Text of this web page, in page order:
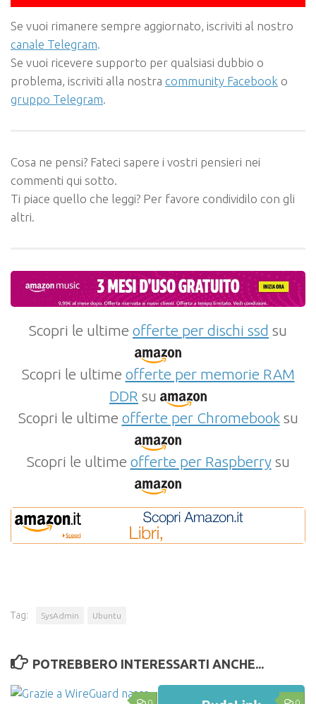
Se vuoi rimanere sempre aggiornato, iscriviti al nostro
canale Telegram
Se vuoi ricevere supporto per qualsiasi dubbio o
problema, iscriviti alla nostra community Facebook o
gruppo Telegram
Cosa ne pensi? Fateci sapere i vostri pensieri nei
commenti qui sotto.
Ti piace quello che leggi? Per favore condividilo con gli
altri.
Scopri le ultime offerte per dischi ssd su
Scopri le ultime offerte per memorie RAM
DDR su
Scopri le ultime offerte per Chromebooksu
Scopri le ultime offerte per Raspberrysu
Tag: SysAdmin Ubuntu
POTREBBERO INTERESSARTI ANCHE...